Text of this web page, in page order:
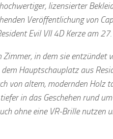
lizensierter
Veröffentlichung von
Evil VII 4D Kerze am
Zimmer, in dem sie entzündet
Hauptschauplatz aus
von altem, modernden Holz
in das Geschehen rund
ohne eine VR-Brille nutzen